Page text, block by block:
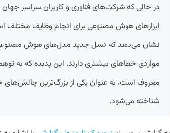
در حالی که شرکت‌های فناوری و کاربران سراسر جهان
ابزارهای هوش مصنوعی برای انجام وظایف مختلف
نشان می‌دهد که نسل جدید مدل‌های هوش مصنوعی
معروف است، به عنوان یکی از بزرگ‌ترین
شناخته می‌شود.